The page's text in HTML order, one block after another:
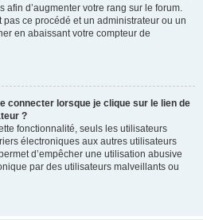
d’augmenter votre rang sur le forum.
ce procédé et un administrateur ou un
en abaissant votre compteur de
connecter lorsque je clique sur le lien de
?
fonctionnalité, seuls les utilisateurs
électroniques aux autres utilisateurs
d’empêcher une utilisation abusive
par des utilisateurs malveillants ou